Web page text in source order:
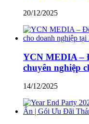
20/12/2025
YCN MEDIA –
chuyên nghiệp
14/12/2025